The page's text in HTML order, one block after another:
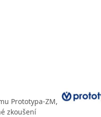
Prototypa-ZM,
zkoušení